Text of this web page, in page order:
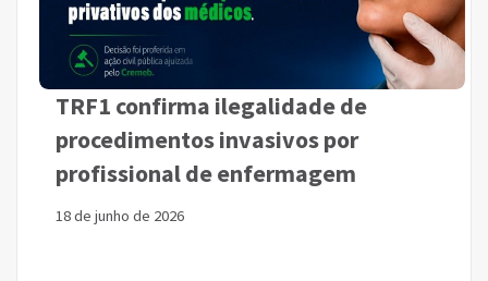
TRF1 confirma ilegalidade de
procedimentos invasivos por
profissional de enfermagem
18 de junho de 2026